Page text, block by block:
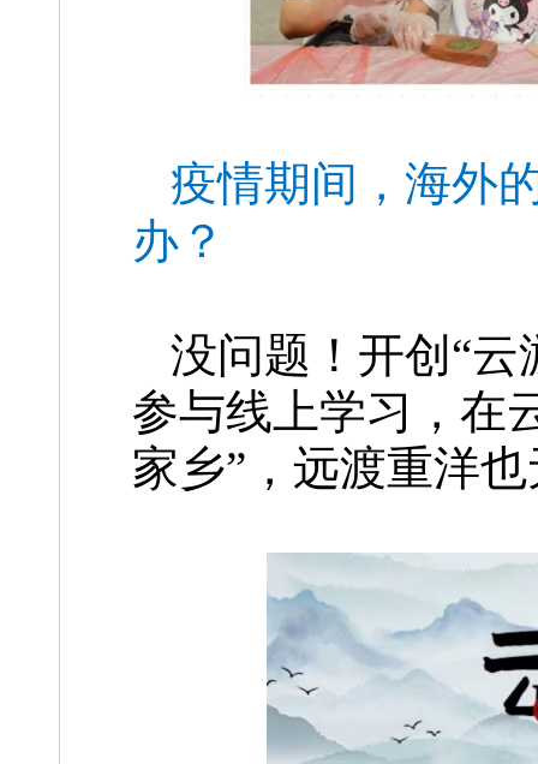
疫情期间，海外
办？
没问题！开创“云
参与线上学习，在
家乡”，远渡重洋